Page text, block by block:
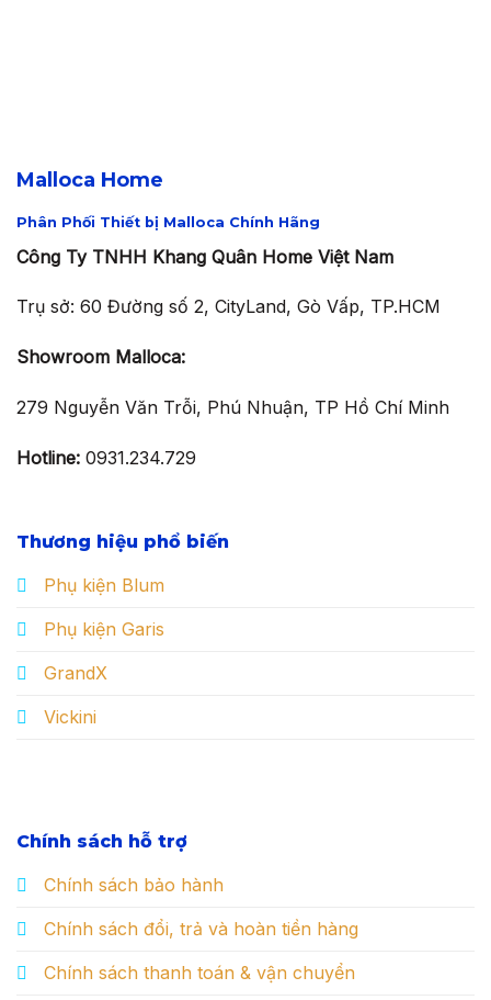
Malloca Home
Phân Phối Thiết bị Malloca Chính Hãng
Công Ty TNHH Khang Quân Home Việt Nam
Trụ sở: 60 Đường số 2, CityLand, Gò Vấp, TP.HCM
Showroom Malloca:
279 Nguyễn Văn Trỗi, Phú Nhuận, TP Hồ Chí Minh
Hotline: 0931.234.729
Thương hiệu phổ biến
Phụ kiện Blum
Phụ kiện Garis
GrandX
Vickini
Chính sách hỗ trợ
Chính sách bảo hành
Chính sách đổi, trả và hoàn tiền hàng
Chính sách thanh toán & vận chuyển